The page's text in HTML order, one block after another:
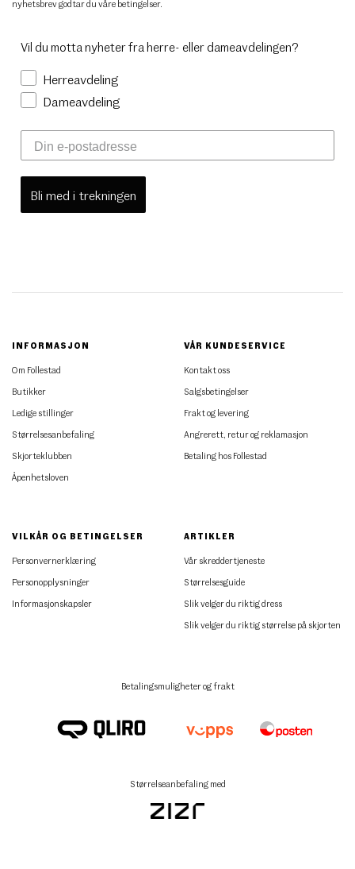
nyhetsbrev godtar du våre betingelser.
Vil du motta nyheter fra herre- eller dameavdelingen?
Herreavdeling
Dameavdeling
Bli med i trekningen
INFORMASJON
Om Follestad
Butikker
Ledige stillinger
Størrelsesanbefaling
Skjorteklubben
Åpenhetsloven
VÅR KUNDESERVICE
Kontakt oss
Salgsbetingelser
Frakt og levering
Angrerett, retur og reklamasjon
Betaling hos Follestad
VILKÅR OG BETINGELSER
Personvernerklæring
Personopplysninger
Informasjonskapsler
ARTIKLER
Vår skreddertjeneste
Størrelsesguide
Slik velger du riktig dress
Slik velger du riktig størrelse på skjorten
Betalingsmuligheter og frakt
Størrelseanbefaling med